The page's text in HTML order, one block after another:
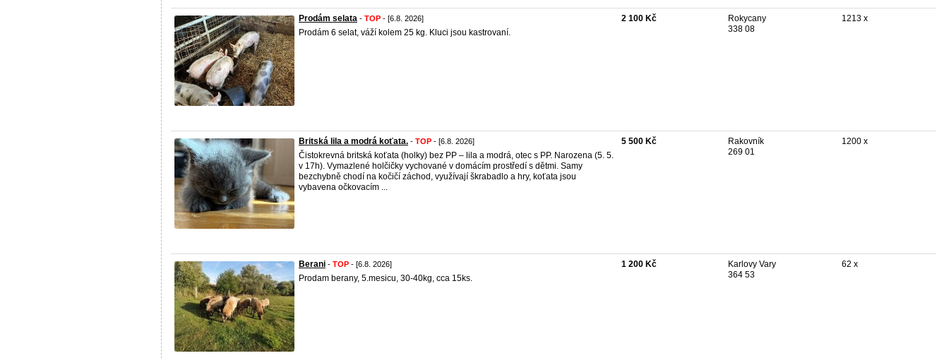
Prodám selata - TOP - [6.8. 2026]
Prodám 6 selat, váží kolem 25 kg. Kluci jsou kastrovaní.
2 100 Kč
Rokycany
338 08
1213 x
Britská lila a modrá koťata. - TOP - [6.8. 2026]
Čistokrevná britská koťata (holky) bez PP – lila a modrá, otec s PP. Narozena (5. 5.
v 17h). Vymazlené holčičky vychované v domácím prostředí s dětmi. Samy
bezchybně chodí na kočičí záchod, využívají škrabadlo a hry, koťata jsou
vybavena očkovacím ...
5 500 Kč
Rakovník
269 01
1200 x
Berani - TOP - [6.8. 2026]
Prodam berany, 5.mesicu, 30-40kg, cca 15ks.
1 200 Kč
Karlovy Vary
364 53
62 x